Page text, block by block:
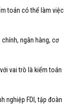
toán có thể làm việc
ngân hàng, cơ
vai trò là kiểm toán
nghiệp FDI, tập đoàn